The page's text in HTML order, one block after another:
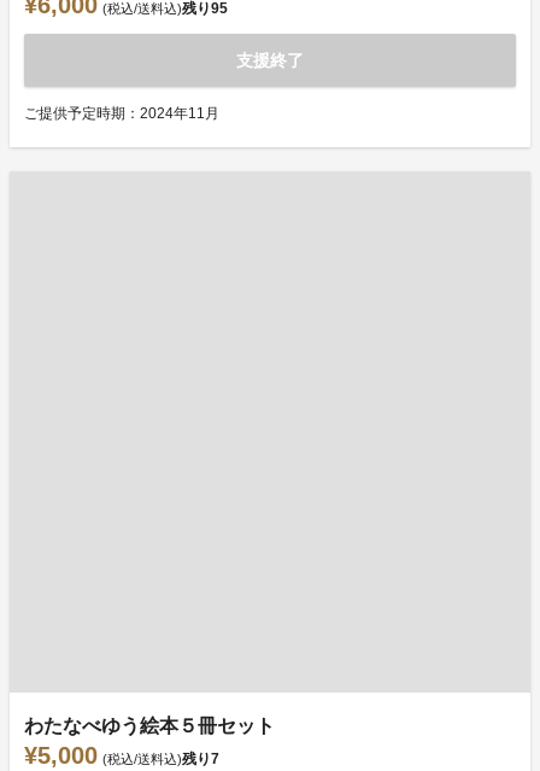
(税込/送料込)残り95
支援終了
ご提供予定時期：2024年11月
わたなべゆう絵本５冊セット
¥5,000 (税込/送料込)残り7